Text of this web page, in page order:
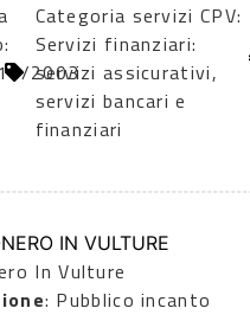
2003
Categoria servizi CPV:
Servizi finanziari:
servizi assicurativi,
servizi bancari e
finanziari
IN VULTURE
In Vulture
: Pubblico incanto